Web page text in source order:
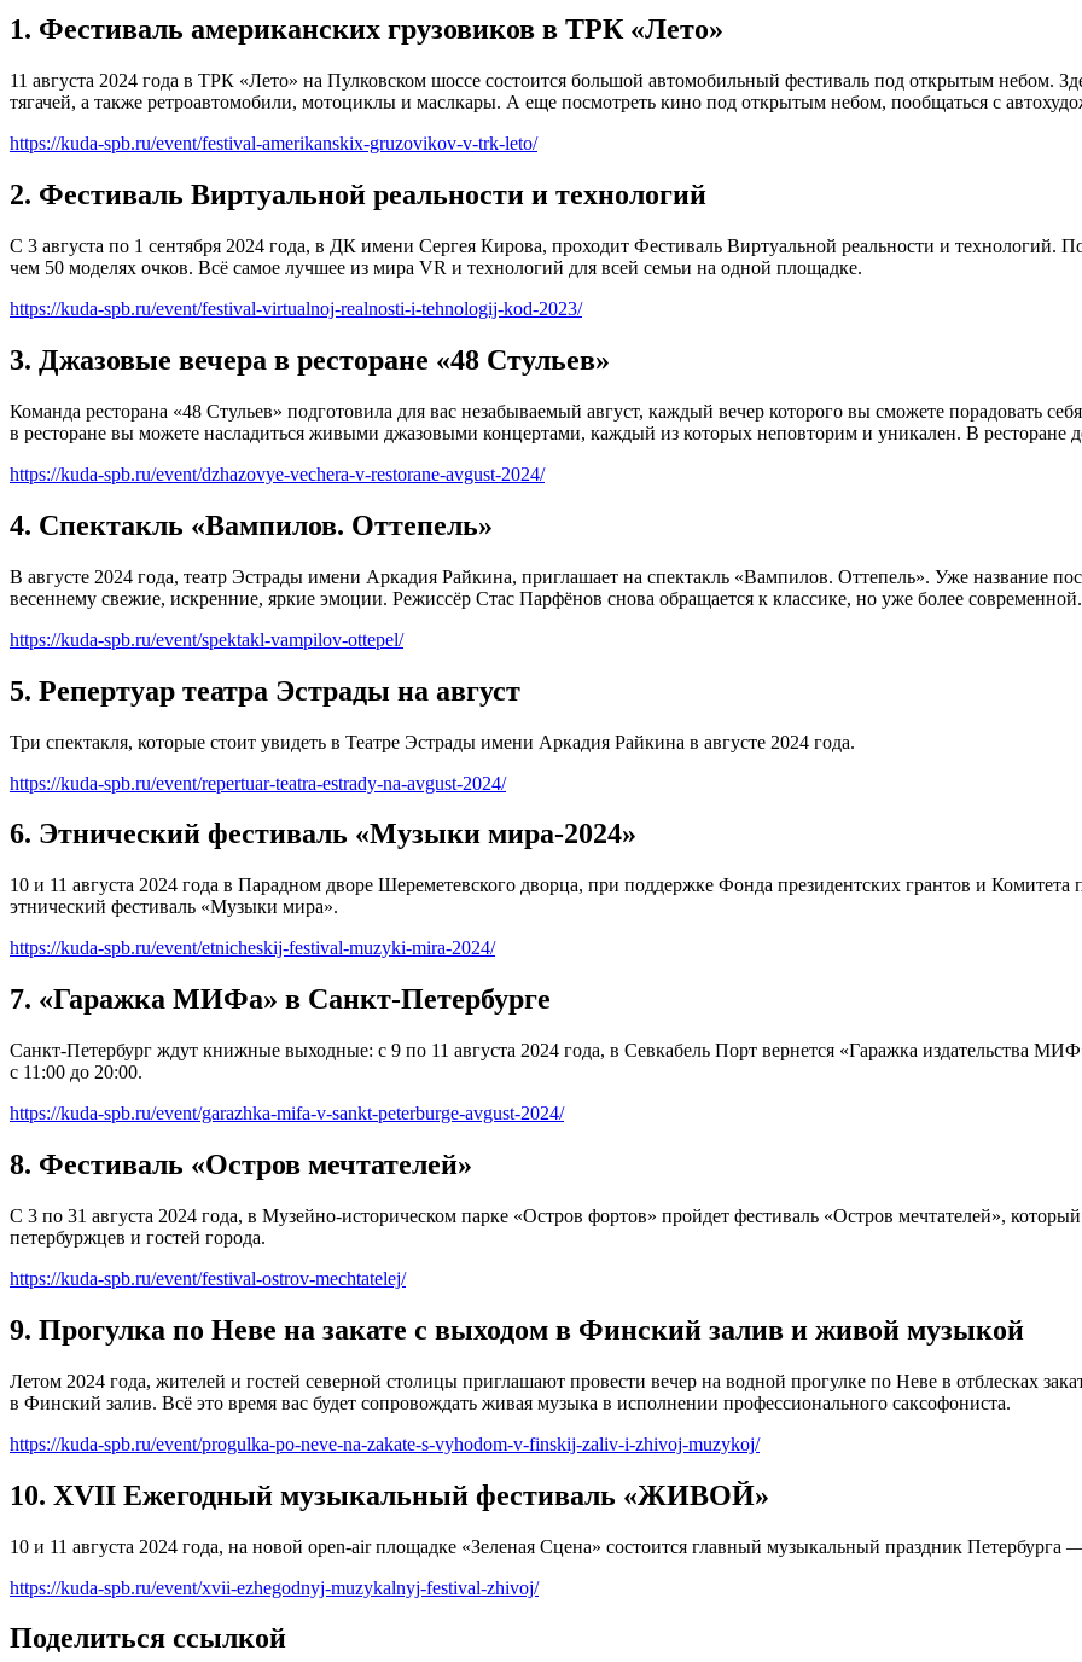
1. Фестиваль американских грузовиков в ТРК «Лето»
11 августа 2024 года в ТРК «Лето» на Пулковском шоссе состоится большой автомобильный фестиваль под открытым небом.
тягачей, а также ретроавтомобили, мотоциклы и маслкары. А еще посмотреть кино под открытым небом, пообщаться с
https://kuda-spb.ru/event/festival-amerikanskix-gruzovikov-v-trk-leto/
2. Фестиваль Виртуальной реальности и технологий
С 3 августа по 1 сентября 2024 года, в ДК имени Сергея Кирова, проходит Фестиваль Виртуальной реальности и
чем 50 моделях очков. Всё самое лучшее из мира VR и технологий для всей семьи на одной площадке.
https://kuda-spb.ru/event/festival-virtualnoj-realnosti-i-tehnologij-kod-2023/
3. Джазовые вечера в ресторане «48 Стульев»
Команда ресторана «48 Стульев» подготовила для вас незабываемый август, каждый вечер которого вы сможете порадовать
в ресторане вы можете насладиться живыми джазовыми концертами, каждый из которых неповторим и уникален. В ресторане
https://kuda-spb.ru/event/dzhazovye-vechera-v-restorane-avgust-2024/
4. Спектакль «Вампилов. Оттепель»
В августе 2024 года, театр Эстрады имени Аркадия Райкина, приглашает на спектакль «Вампилов. Оттепель». Уже название
весеннему свежие, искренние, яркие эмоции. Режиссёр Стас Парфёнов снова обращается к классике, но уже более современной.
https://kuda-spb.ru/event/spektakl-vampilov-ottepel/
5. Репертуар театра Эстрады на август
Три спектакля, которые стоит увидеть в Театре Эстрады имени Аркадия Райкина в августе 2024 года.
https://kuda-spb.ru/event/repertuar-teatra-estrady-na-avgust-2024/
6. Этнический фестиваль «Музыки мира-2024»
10 и 11 августа 2024 года в Парадном дворе Шереметевского дворца, при поддержке Фонда президентских грантов и
этнический фестиваль «Музыки мира».
https://kuda-spb.ru/event/etnicheskij-festival-muzyki-mira-2024/
7. «Гаражка МИФа» в Санкт-Петербурге
Санкт-Петербург ждут книжные выходные: с 9 по 11 августа 2024 года, в Севкабель Порт вернется «Гаражка издательства
с 11:00 до 20:00.
https://kuda-spb.ru/event/garazhka-mifa-v-sankt-peterburge-avgust-2024/
8. Фестиваль «Остров мечтателей»
С 3 по 31 августа 2024 года, в Музейно-историческом парке «Остров фортов» пройдет фестиваль «Остров мечтателей»,
петербуржцев и гостей города.
https://kuda-spb.ru/event/festival-ostrov-mechtatelej/
9. Прогулка по Неве на закате с выходом в Финский залив и живой музыкой
Летом 2024 года, жителей и гостей северной столицы приглашают провести вечер на водной прогулке по Неве в отблесках
в Финский залив. Всё это время вас будет сопровождать живая музыка в исполнении профессионального саксофониста.
https://kuda-spb.ru/event/progulka-po-neve-na-zakate-s-vyhodom-v-finskij-zaliv-i-zhivoj-muzykoj/
10. XVII Ежегодный музыкальный фестиваль «ЖИВОЙ»
10 и 11 августа 2024 года, на новой open-air площадке «Зеленая Сцена» состоится главный музыкальный праздник
https://kuda-spb.ru/event/xvii-ezhegodnyj-muzykalnyj-festival-zhivoj/
Поделиться ссылкой